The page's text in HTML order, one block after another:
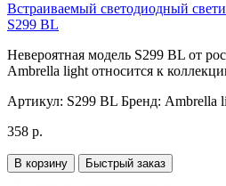
Встраиваемый светодиодный
S299 BL
Невероятная модель S299 BL от
Ambrella light относится к
Артикул: S299 BL Бренд: Ambrella
358 р.
В корзину Быстрый заказ